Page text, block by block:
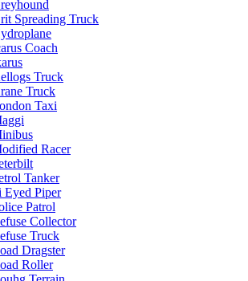
Spreading Truck
Coach
Truck
Truck
Taxi
Racer
Tanker
Eyed Piper
Patrol
Collector
Truck
Dragster
Roller